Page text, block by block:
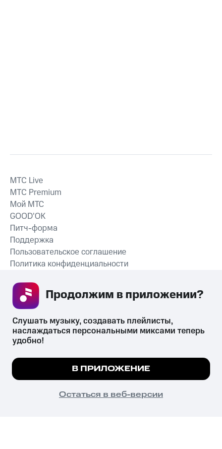
СКАЧАТЬ ПРИЛОЖЕНИЕ
MTС Live
MTС Premium
Мой МТС
GOOD’OK
Питч-форма
Поддержка
Пользовательское соглашение
Политика конфиденциальности
психотропных веществ, их аналогов причиняет вред здоровью,
их незаконный оборот запрещён и влечёт установленную
законодательством ответственность.
© 2026 ООО «КИОН».
Все права защищены
Мы используем куки, чтобы на сайте все
Подробнее
ПОНЯТНО
Слушать музыку, создавать плейлисты,
наслаждаться персональными миксами теперь
удобно!
В ПРИЛОЖЕНИЕ
Остаться в веб-версии